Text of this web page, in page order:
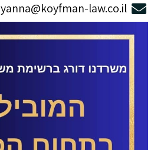
yanna@koyfman-law.co.il